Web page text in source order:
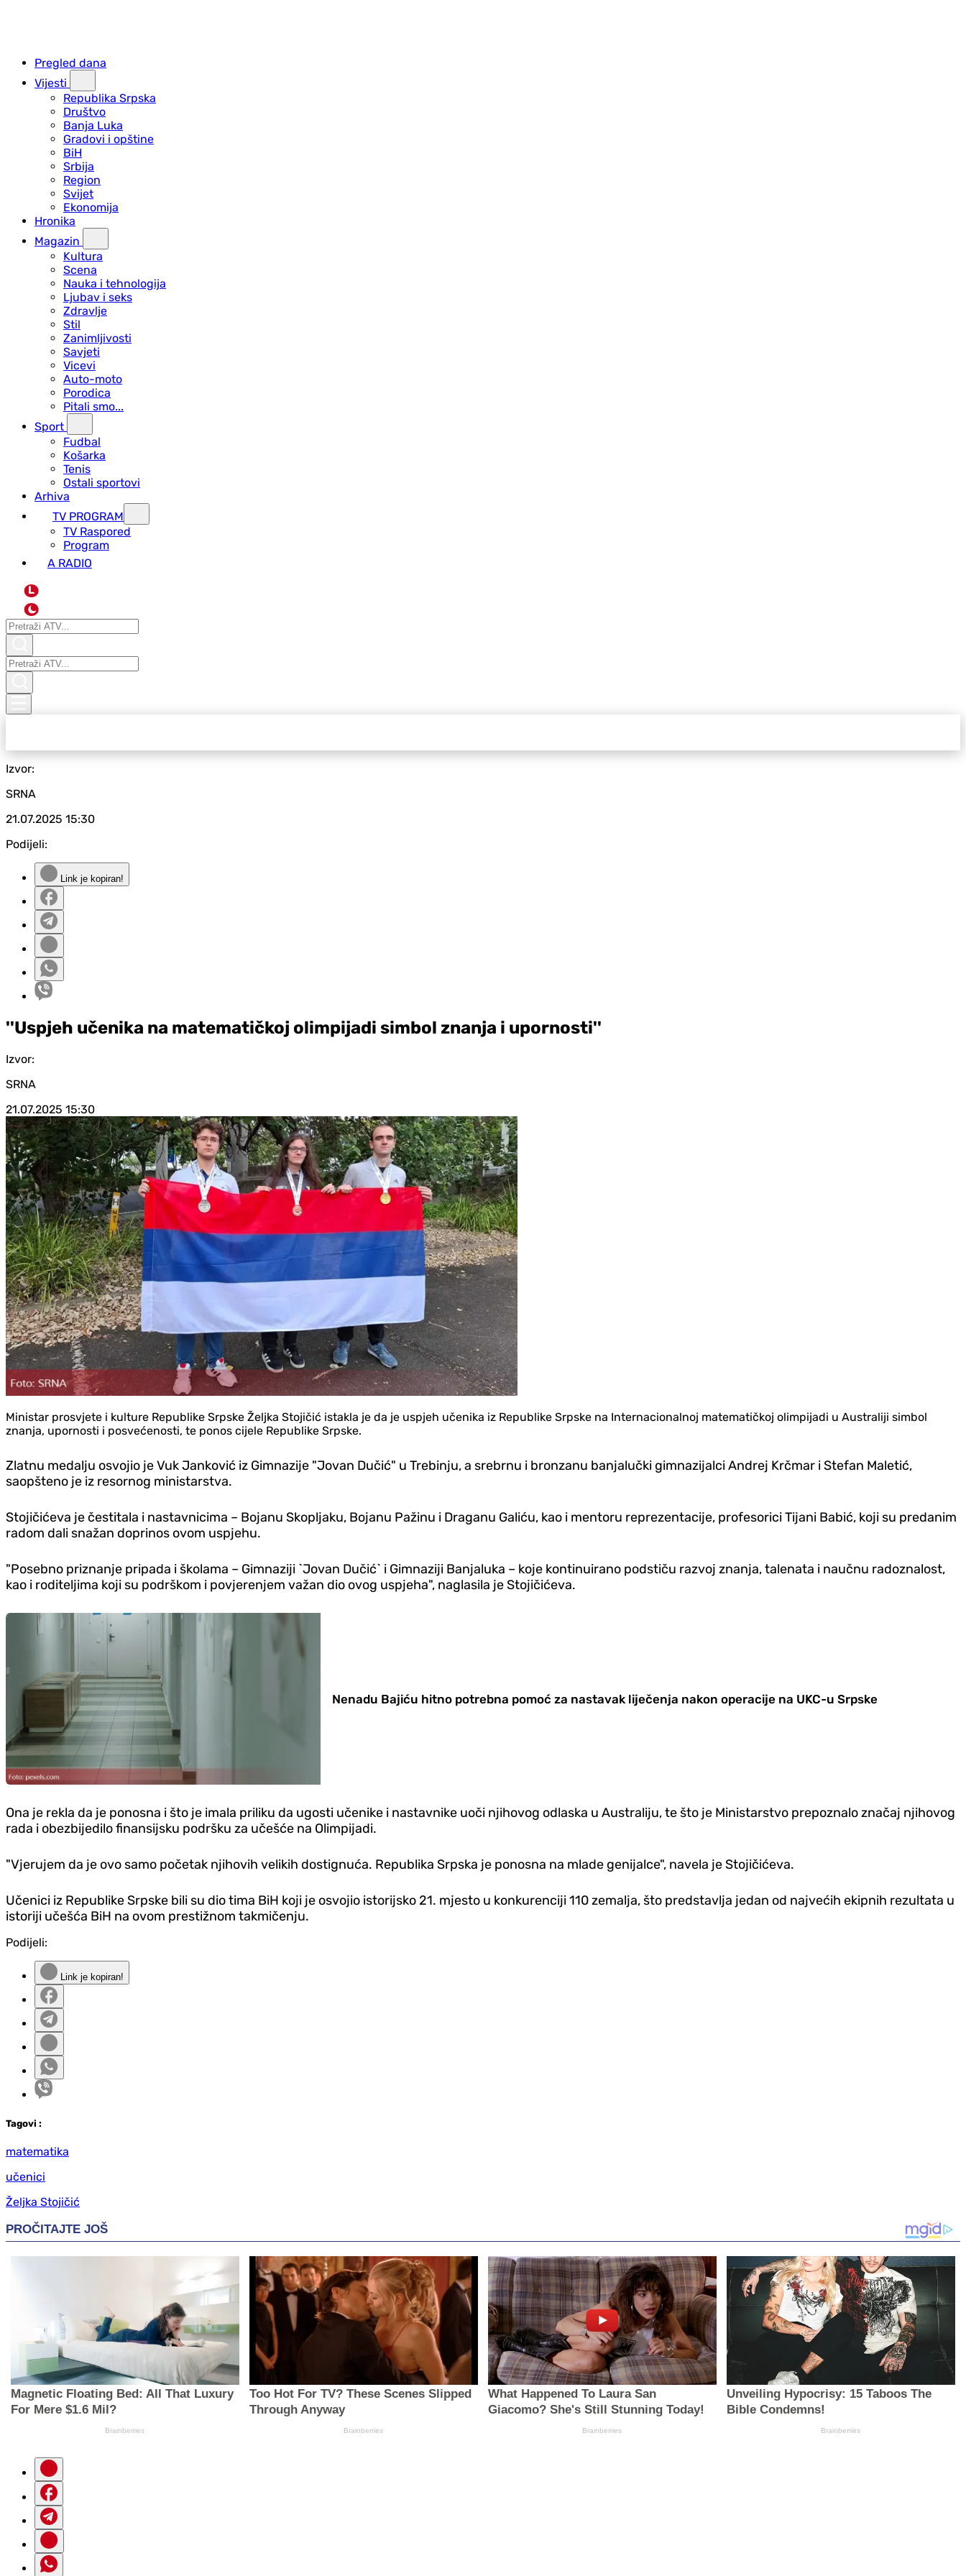
Pregled dana
Vijesti
Republika Srpska
Društvo
Banja Luka
Gradovi i opštine
BiH
Srbija
Region
Svijet
Ekonomija
Hronika
Magazin
Kultura
Scena
Nauka i tehnologija
Ljubav i seks
Zdravlje
Stil
Zanimljivosti
Savjeti
Vicevi
Auto-moto
Porodica
Pitali smo...
Sport
Fudbal
Košarka
Tenis
Ostali sportovi
Arhiva
TV PROGRAM
ТV Raspored
Program
A RADIO
L
Izvor:
SRNA
21.07.2025 15:30
Podijeli:
Link je kopiran!
''Uspjeh učenika na matematičkoj olimpijadi simbol znanja i upornosti''
Izvor:
SRNA
21.07.2025 15:30
Ministar prosvjete i kulture Republike Srpske Željka Stojičić istakla je da je uspjeh učenika iz Republike Srpske na Internacionalnoj matematičkoj olimpijadi u Australiji simbol
znanja, upornosti i posvećenosti, te ponos cijele Republike Srpske.
Zlatnu medalju osvojio je Vuk Janković iz Gimnazije "Jovan Dučić" u Trebinju, a srebrnu i bronzanu banjalučki gimnazijalci Andrej Krčmar i Stefan Maletić,
saopšteno je iz resornog ministarstva.
Stojičićeva je čestitala i nastavnicima – Bojanu Skopljaku, Bojanu Pažinu i Draganu Galiću, kao i mentoru reprezentacije, profesorici Tijani Babić, koji su predanim
radom dali snažan doprinos ovom uspjehu.
"Posebno priznanje pripada i školama – Gimnaziji `Jovan Dučić` i Gimnaziji Banjaluka – koje kontinuirano podstiču razvoj znanja, talenata i naučnu radoznalost,
kao i roditeljima koji su podrškom i povjerenjem važan dio ovog uspjeha", naglasila je Stojičićeva.
Nenadu Bajiću hitno potrebna pomoć za nastavak liječenja nakon operacije na UKC-u Srpske
Ona je rekla da je ponosna i što je imala priliku da ugosti učenike i nastavnike uoči njihovog odlaska u Australiju, te što je Ministarstvo prepoznalo značaj njihovog
rada i obezbijedilo finansijsku podršku za učešće na Olimpijadi.
"Vjerujem da je ovo samo početak njihovih velikih dostignuća. Republika Srpska je ponosna na mlade genijalce", navela je Stojičićeva.
Učenici iz Republike Srpske bili su dio tima BiH koji je osvojio istorijsko 21. mjesto u konkurenciji 110 zemalja, što predstavlja jedan od najvećih ekipnih rezultata u
istoriji učešća BiH na ovom prestižnom takmičenju.
Podijeli:
Link je kopiran!
Tagovi :
matematika
učenici
Željka Stojičić